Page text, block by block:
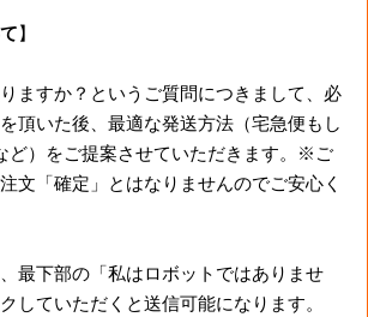
】
ますか？というご質問につきまして、必
頂いた後、最適な発送方法（宅急便もし
ど）をご提案させていただきます。※ご
文「確定」とはなりませんのでご安心く
最下部の「私はロボットではありませ
していただくと送信可能になります。